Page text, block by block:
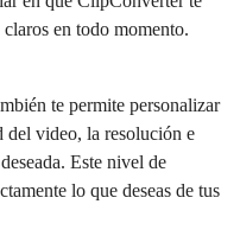
en todo momento.
te permite personalizar
del video, la resolución e
Este nivel de
lo que deseas de tus